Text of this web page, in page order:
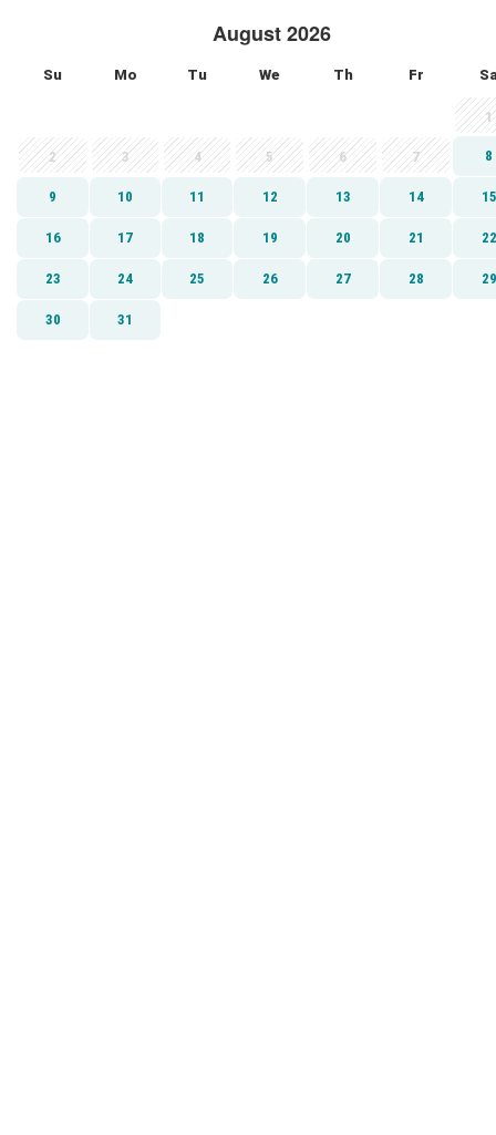
August 2026
Su Mo Tu We Th Fr
1
2 3 4 5 6 7 8
9 10 11 12 13 14 15
16 17 18 19 20 21 22
23 24 25 26 27 28 29
30 31